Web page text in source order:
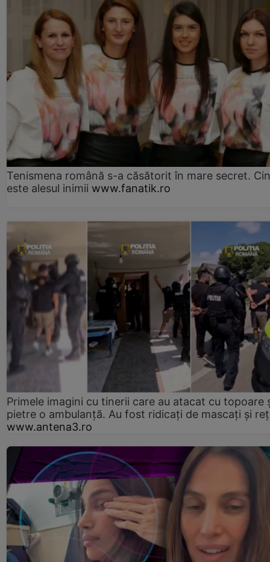
Tenismena română s-a căsătorit în mare secret.
este alesul inimii www.fanatik.ro
Primele imagini cu tinerii care au atacat cu topoare
pietre o ambulanță. Au fost ridicați de mascați și
www.antena3.ro